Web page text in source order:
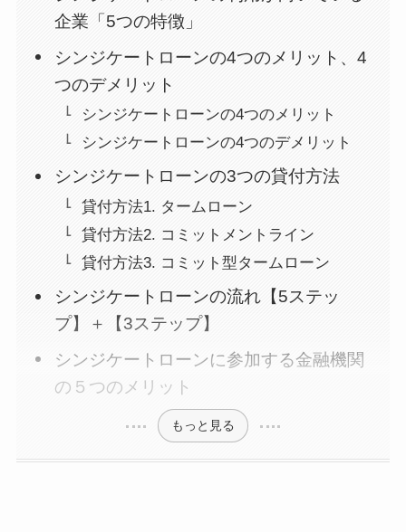
企業「5つの特徴」
シンジケートローンの4つのメリット、4
つのデメリット
シンジケートローンの4つのメリット
シンジケートローンの4つのデメリット
シンジケートローンの3つの貸付方法
貸付方法1. タームローン
貸付方法2. コミットメントライン
貸付方法3. コミット型タームローン
シンジケートローンの流れ【5ステッ
プ】＋【3ステップ】
シンジケートローンに参加する金融機関
の５つのメリット
もっと見る